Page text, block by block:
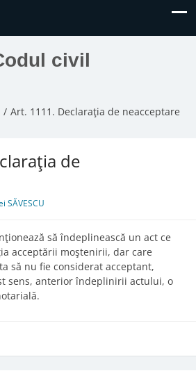
civil
Art. 1111. Declaraţia de neacceptare
de
SĂVESCU
să îndeplinească un act ce
acceptării moştenirii, dar care
să nu fie considerat acceptant,
sens, anterior îndeplinirii actului, o